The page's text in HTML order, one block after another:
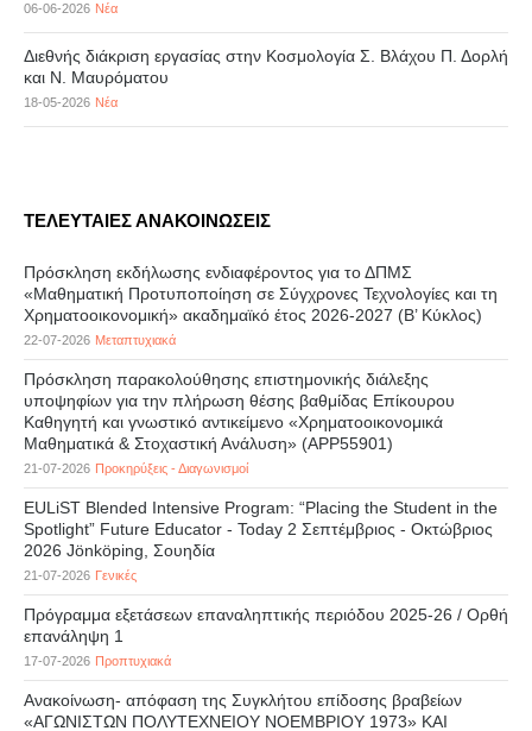
06-06-2026 Νέα
Διεθνής διάκριση εργασίας στην Κοσμολογία Σ. Βλάχου Π. Δορλή
και Ν. Μαυρόματου
18-05-2026 Νέα
ΤΕΛΕΥΤΑΙΕΣ ΑΝΑΚΟΙΝΩΣΕΙΣ
Πρόσκληση εκδήλωσης ενδιαφέροντος για το ΔΠΜΣ
«Μαθηματική Προτυποποίηση σε Σύγχρονες Τεχνολογίες και τη
Χρηματοοικονομική» ακαδημαϊκό έτος 2026-2027 (B’ Kύκλος)
22-07-2026 Μεταπτυχιακά
Πρόσκληση παρακολούθησης επιστημονικής διάλεξης
υποψηφίων για την πλήρωση θέσης βαθμίδας Επίκουρου
Καθηγητή και γνωστικό αντικείμενο «Χρηματοοικονομικά
Μαθηματικά & Στοχαστική Ανάλυση» (APP55901)
21-07-2026 Προκηρύξεις - Διαγωνισμοί
EULiST Blended Intensive Program: “Placing the Student in the
Spotlight” Future Educator - Today 2 Σεπτέμβριος - Οκτώβριος
2026 Jönköping, Σουηδία
21-07-2026 Γενικές
Πρόγραμμα εξετάσεων επαναληπτικής περιόδου 2025-26 / Ορθή
επανάληψη 1
17-07-2026 Προπτυχιακά
Ανακοίνωση- απόφαση της Συγκλήτου επίδοσης βραβείων
«ΑΓΩΝΙΣΤΩΝ ΠΟΛΥΤΕΧΝΕΙΟΥ ΝΟΕΜΒΡΙΟΥ 1973» ΚΑΙ